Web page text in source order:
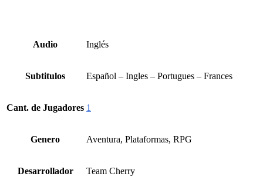
Audio Inglés
Subtitulos Español – Ingles – Portugues – Frances
Cant. de Jugadores 1
Genero Aventura, Plataformas, RPG
Desarrollador Team Cherry